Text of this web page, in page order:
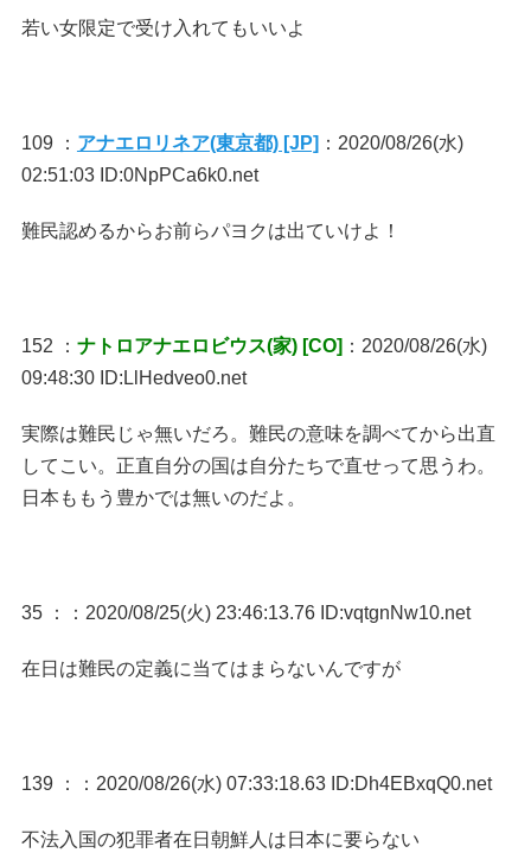
若い女限定で受け入れてもいいよ
109 ： アナエロリネア(東京都) [JP] ：2020/08/26(水)
02:51:03 ID:0NpPCa6k0.net
難民認めるからお前らパヨクは出ていけよ！
152 ： ナトロアナエロビウス(家) [CO] ：2020/08/26(水)
09:48:30 ID:LlHedveo0.net
実際は難民じゃ無いだろ。難民の意味を調べてから出直
してこい。正直自分の国は自分たちで直せって思うわ。
日本ももう豊かでは無いのだよ。
35 ： ：2020/08/25(火) 23:46:13.76 ID:vqtgnNw10.net
在日は難民の定義に当てはまらないんですが
139 ： ：2020/08/26(水) 07:33:18.63 ID:Dh4EBxqQ0.net
不法入国の犯罪者在日朝鮮人は日本に要らない